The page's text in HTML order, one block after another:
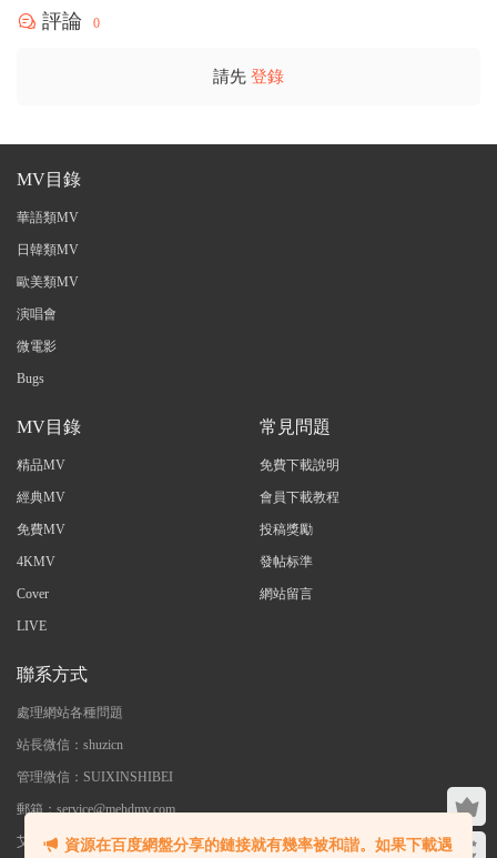
評論 0
請先 登錄
MV目錄
華語類MV
日韓類MV
歐美類MV
演唱會
微電影
Bugs
MV目錄
精品MV
經典MV
免費MV
4KMV
Cover
LIVE
常見問題
免費下載說明
會員下載教程
投稿獎勵
發帖标準
網站留言
聯系方式
處理網站各種問題
站長微信：shuzicn
管理微信：SUIXINSHIBEI
郵箱：service@mehdmv.com
艾木微 - 專注高清無水印MV分享下載
資源在百度網盤分享的鏈接就有幾率被和諧。如果下載遇